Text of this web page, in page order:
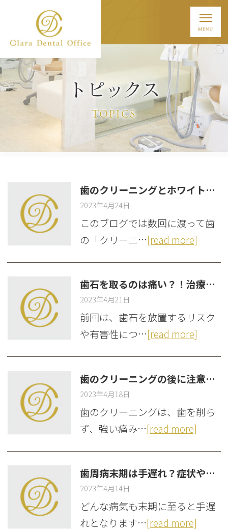
トピックス
TOPICS
歯のクリーニングとホワイトニングの違いとは？【西葛西の歯科が解説】
2023年4月24日
このブログでは数回に渡って歯
の「クリーニ…[read more]
歯石を取るのは痛い？！治療内容別の痛みを西葛西の歯科が解説
2023年4月21日
前回は、歯石を放置するリスク
や有害性につ…[read more]
歯のクリーニングの後に注意すべきことを西葛西の歯科が解説
2023年4月18日
歯のクリーニングは、歯を削ら
ず、強い痛み…[read more]
歯周病末期は手遅れ？症状や対策を西葛西の歯科が解説
2023年4月14日
どんな病気も末期に至ると手遅
れとなります…[read more]